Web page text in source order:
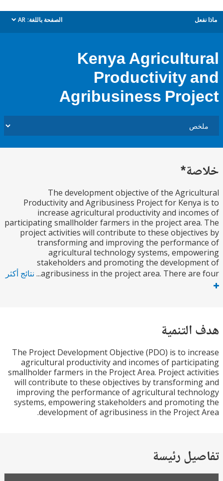
الصفحة باللغة: AR
dropdown
Kenya
Productivity
Agribusiness
The development objective of the
Productivity and Agribusiness Project for
increase agricultural productivity and
participating smallholder farmers in the project
project activities will contribute to these
transforming and improving the
agricultural technology systems,
stakeholders and promoting the
agribusiness in the project area. There are
نتائج أكثر
The Project Development Objective (PDO) is to
agricultural productivity and incomes of
smallholder farmers in the Project Area. Project
will contribute to these objectives by
improving the performance of agricultural
systems, empowering stakeholders and
development of agribusiness in the
رئيسة